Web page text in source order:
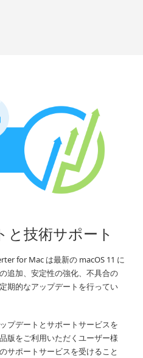
と技術サポート
for Mac は最新の macOS 11 に
追加、安定性の強化、不具合の
期的なアップデートを行ってい
プデートとサポートサービスを
版をご利用いただくユーザー様
サポートサービスを受けること